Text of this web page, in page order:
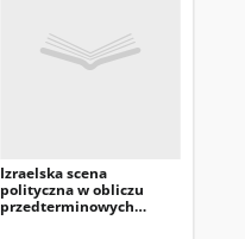
Izraelska scena
polityczna w obliczu
przedterminowych